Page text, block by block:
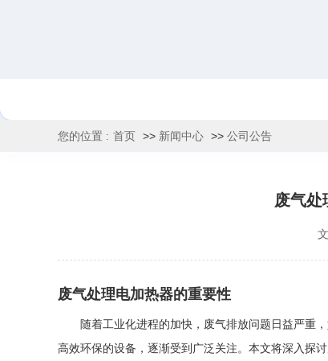
您的位置 : 首页 >> 新闻中心 >> 公司公告
废气处
废气处理电加热器的重要性
随着工业化进程的加快，废气排放问题日益严重
高效环保的设备，逐渐受到广泛关注。本文将深入探